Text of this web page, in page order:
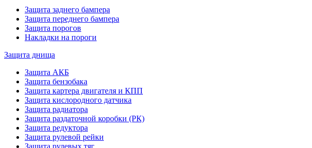
Защита заднего бампера
Защита переднего бампера
Защита порогов
Накладки на пороги
Защита днища
Защита АКБ
Защита бензобака
Защита картера двигателя и КПП
Защита кислородного датчика
Защита радиатора
Защита раздаточной коробки (РК)
Защита редуктора
Защита рулевой рейки
Защита рулевых тяг